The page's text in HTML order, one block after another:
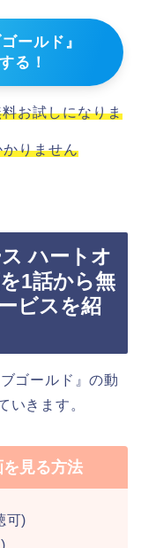
ールド』
る！
お試しになりま
りません
ハートオ
1話から無
ビスを紹
ゴールド』の動
いきます。
を見る方法
可)